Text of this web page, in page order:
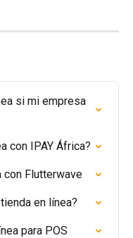
si mi empresa
con IPAY África?
con Flutterwave
en línea?
para POS